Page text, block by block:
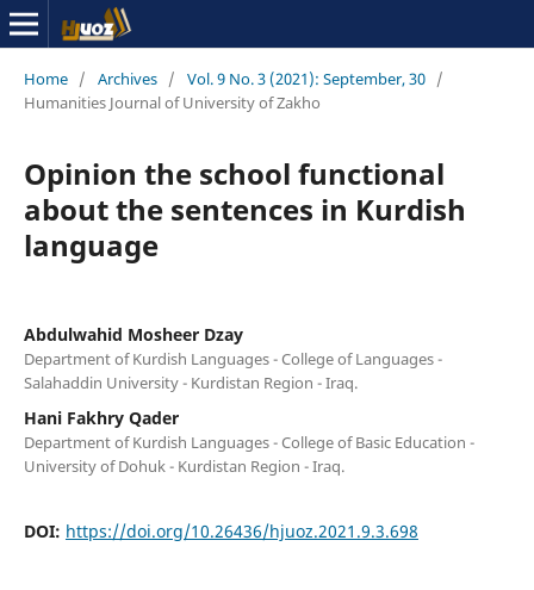
Home / Archives / Vol. 9 No. 3 (2021): September, 30 /
Humanities Journal of University of Zakho
Opinion the school functional
about the sentences in Kurdish
language
Abdulwahid Mosheer Dzay
Department of Kurdish Languages - College of Languages -
Salahaddin University - Kurdistan Region - Iraq.
Hani Fakhry Qader
Department of Kurdish Languages - College of Basic Education -
University of Dohuk - Kurdistan Region - Iraq.
DOI: https://doi.org/10.26436/hjuoz.2021.9.3.698